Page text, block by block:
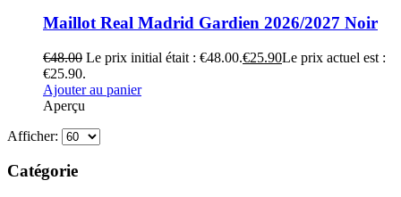
Maillot Real Madrid Gardien 2026/2027 Noir
€48.00 Le prix initial était : €48.00.€25.90Le prix actuel est :
€25.90.
Ajouter au panier
Aperçu
Afficher:
Catégorie